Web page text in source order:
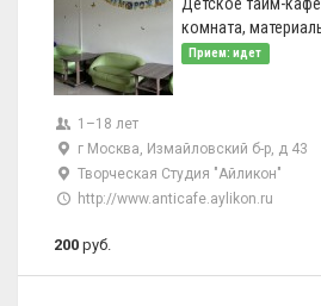
комната,
Прием: идет
1–18 лет
г Москва, Измайловский б-р, д 43
Творческая Студия "Айликон"
http://www.anticafe.aylikon.ru
200 руб.